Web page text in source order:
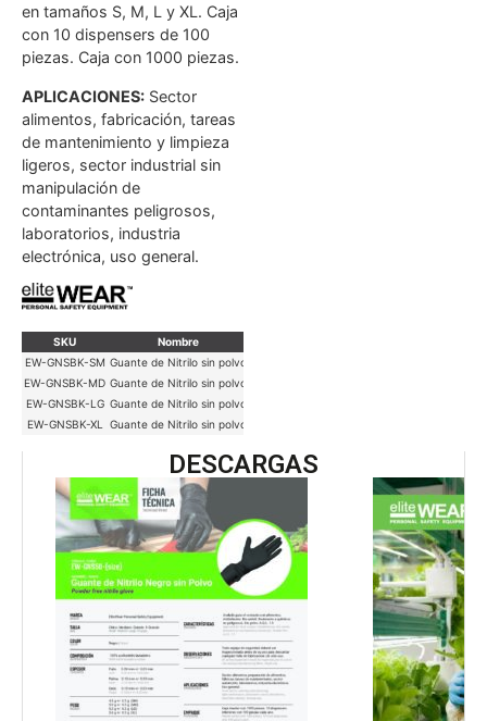
en tamaños S, M, L y XL. Caja
con 10 dispensers de 100
piezas. Caja con 1000 piezas.
APLICACIONES: Sector
alimentos, fabricación, tareas
de mantenimiento y limpieza
ligeros, sector industrial sin
manipulación de
contaminantes peligrosos,
laboratorios, industria
electrónica, uso general.
SKU Nombre
EW-GNSBK-SM Guante de Nitrilo sin polvo
EW-GNSBK-MD Guante de Nitrilo sin polvo
EW-GNSBK-LG Guante de Nitrilo sin polvo
EW-GNSBK-XL
Guante de Nitrilo sin polvo
DESCARGAS